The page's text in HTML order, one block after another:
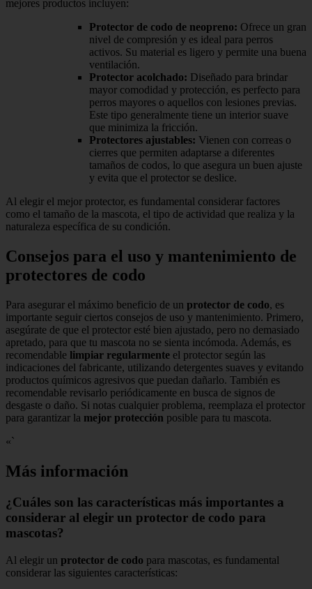
mejores productos incluyen:
Protector de codo de neopreno: Ofrece un gran
nivel de compresión y es ideal para perros
activos. Su material es ligero y permite una buena
ventilación.
Protector acolchado: Diseñado para brindar
mayor comodidad y protección, es perfecto para
perros mayores o aquellos con lesiones previas.
Este tipo generalmente tiene un interior suave
que minimiza la fricción.
Protectores ajustables: Vienen con correas o
cierres que permiten adaptarse a diferentes
tamaños de codos, lo que asegura un buen ajuste
y evita que el protector se deslice.
Al elegir el mejor protector, es fundamental considerar factores
como el tamaño de la mascota, el tipo de actividad que realiza y la
naturaleza específica de su condición.
Consejos para el uso y mantenimiento de
protectores de codo
Para asegurar el máximo beneficio de un protector de codo, es
importante seguir ciertos consejos de uso y mantenimiento. Primero,
asegúrate de que el protector esté bien ajustado, pero no demasiado
apretado, para que tu mascota no se sienta incómoda. Además, es
recomendable limpiar regularmente el protector según las
indicaciones del fabricante, utilizando detergentes suaves y evitando
productos químicos agresivos que puedan dañarlo. También es
recomendable revisarlo periódicamente en busca de signos de
desgaste o daño. Si notas cualquier problema, reemplaza el protector
para garantizar la mejor protección posible para tu mascota.
«`
Más información
¿Cuáles son las características más importantes a
considerar al elegir un protector de codo para
mascotas?
Al elegir un protector de codo para mascotas, es fundamental
considerar las siguientes características: